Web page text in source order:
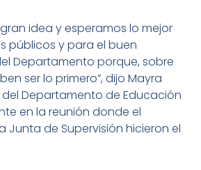
idea y esperamos lo mejor
públicos y para el buen
Departamento porque, sobre
ser lo primero”, dijo Mayra
del Departamento de Educación
en la reunión donde el
Junta de Supervisión hicieron el